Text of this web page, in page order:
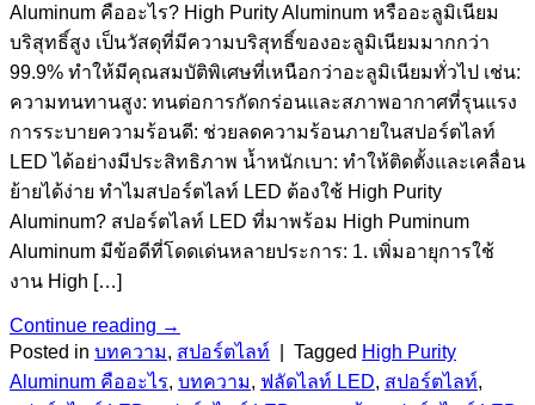
Aluminum คืออะไร? High Purity Aluminum หรืออะลูมิเนียม
บริสุทธิ์สูง เป็นวัสดุที่มีความบริสุทธิ์ของอะลูมิเนียมมากกว่า
99.9% ทำให้มีคุณสมบัติพิเศษที่เหนือกว่าอะลูมิเนียมทั่วไป เช่น:
ความทนทานสูง: ทนต่อการกัดกร่อนและสภาพอากาศที่รุนแรง
การระบายความร้อนดี: ช่วยลดความร้อนภายในสปอร์ตไลท์
LED ได้อย่างมีประสิทธิภาพ น้ำหนักเบา: ทำให้ติดตั้งและเคลื่อน
ย้ายได้ง่าย ทำไมสปอร์ตไลท์ LED ต้องใช้ High Purity
Aluminum? สปอร์ตไลท์ LED ที่มาพร้อม High Puminum
Aluminum มีข้อดีที่โดดเด่นหลายประการ: 1. เพิ่มอายุการใช้
งาน High […]
Continue reading →
Posted in บทความ, สปอร์ตไลท์ Tagged High Purity
Aluminum คืออะไร, บทความ, ฟลัดไลท์ LED, สปอร์ตไลท์,